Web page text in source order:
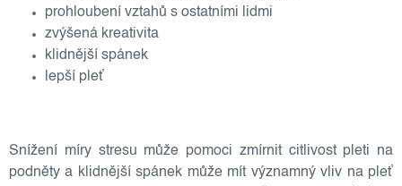
prohloubení vztahů s ostatními lidmi
zvýšená kreativita
klidnější spánek
lepší pleť
Snížení míry stresu může pomoci zmírnit citlivost pleti na
podněty a klidnější spánek může mít významný vliv na pleť